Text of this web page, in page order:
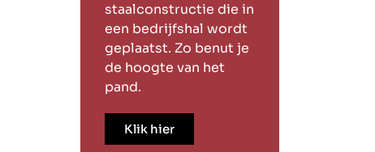
staalconstructie die in
een bedrijfshal wordt
geplaatst. Zo benut je
de hoogte van het
pand.
Klik hier